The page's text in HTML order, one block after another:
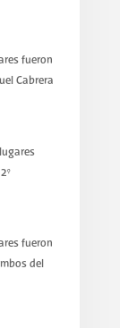
fueron
Cabrera
fueron
del